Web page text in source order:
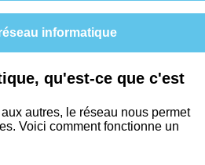
informatique
qu'est-ce que c'est
autres, le réseau nous permet
Voici comment fonctionne un